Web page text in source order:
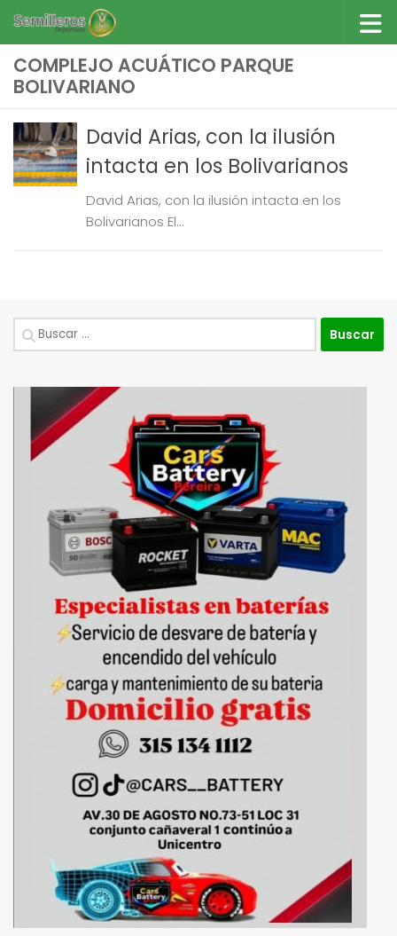
Saltar al contenido
COMPLEJO ACUÁTICO PARQUE
BOLIVARIANO
David Arias, con la ilusión
intacta en los Bolivarianos
David Arias, con la ilusión intacta en los
Bolivarianos El...
Buscar: